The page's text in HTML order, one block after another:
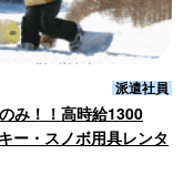
派遣社員
み！！高時給1300
ー・スノボ用具レンタ